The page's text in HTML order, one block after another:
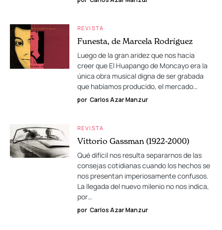
REVISTA
Funesta, de Marcela Rodríguez
Luego de la gran aridez que nos hacía
creer que El Huapango de Moncayo era la
única obra musical digna de ser grabada
que habíamos producido, el mercado…
por Carlos Azar Manzur
REVISTA
Vittorio Gassman (1922-2000)
Qué difícil nos resulta separarnos de las
consejas cotidianas cuando los hechos se
nos presentan imperiosamente confusos.
La llegada del nuevo milenio no nos indica,
por…
por Carlos Azar Manzur